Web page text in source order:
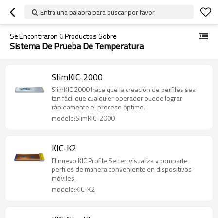
Entra una palabra para buscar por favor
Se Encontraron6Productos Sobre
Sistema De Prueba De Temperatura
SlimKIC-2000
SlimKIC 2000 hace que la creación de perfiles sea
tan fácil que cualquier operador puede lograr
rápidamente el proceso óptimo.
modelo:SlimKIC-2000
KIC-K2
El nuevo KIC Profile Setter, visualiza y comparte
perfiles de manera conveniente en dispositivos
móviles.
modelo:KIC-K2